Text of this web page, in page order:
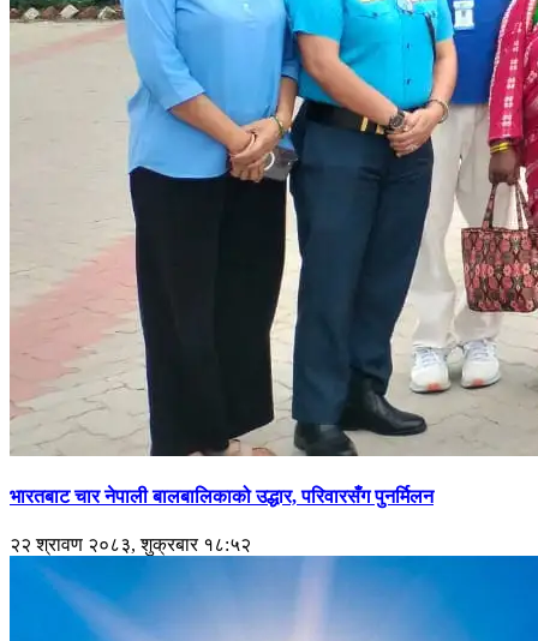
भारतबाट चार नेपाली बालबालिकाको उद्धार, परिवारसँग पुनर्मिलन
२२ श्रावण २०८३, शुक्रबार १८:५२